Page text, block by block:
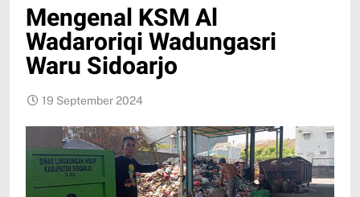
Mengenal KSM Al
Wadaroriqi Wadungasri
Waru Sidoarjo
19 September 2024